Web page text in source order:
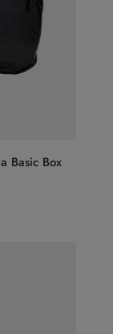
Basic Box